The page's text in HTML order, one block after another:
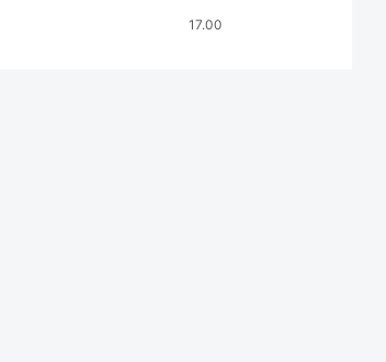
17.00